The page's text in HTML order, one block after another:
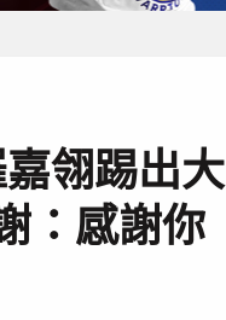
翎踢出大
：感謝你